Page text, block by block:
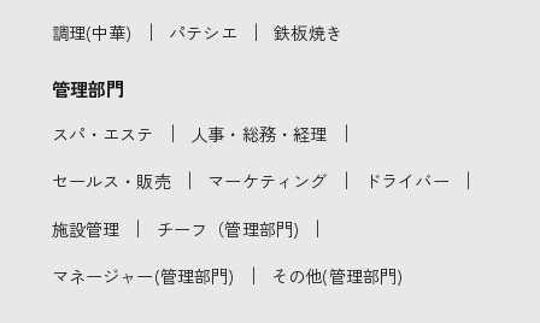
調理(中華) ｜ パテシエ ｜ 鉄板焼き
管理部門
スパ・エステ ｜ 人事・総務・経理 ｜
セールス・販売 ｜ マーケティング ｜ ドライバー ｜
施設管理 ｜ チーフ（管理部門) ｜
マネージャー(管理部門) ｜ その他(管理部門)